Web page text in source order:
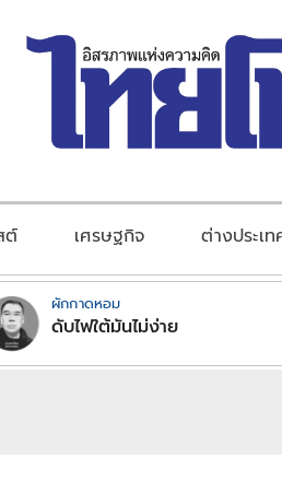
ต์ เศรษฐกิจ ต่างประเท
ผักกาดหอม
ดับไฟใต้มันไม่ง่าย